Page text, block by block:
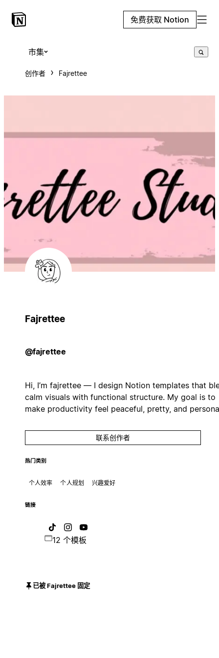
免费获取 Notion
市集
创作者 Fajrettee
Fajrettee
@fajrettee
Hi, I’m fajrettee — I design Notion templates that
calm visuals with functional structure. My goal is to
make productivity feel peaceful, pretty, and
联系创作者
热门类别
个人效率 个人规划 兴趣爱好
链接
12 个模板
已被 Fajrettee 固定